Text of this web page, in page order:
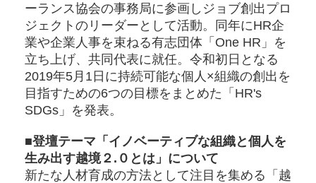
ーランス協会の事務局に参画しジョブ創出プロ
ジェクトのリーダーとして活動。同年にHR企
業や企業人事を束ねる有志団体「One HR」を
立ち上げ、共同代表に就任。令和初日となる
2019年5月1日に持続可能な個人×組織の創出を
目指すための6つの目標をまとめた「HR's
SDGs」を発表。
■登壇テーマ「イノベーティブな組織と個人を
生み出す越境２.０とは」について
新たな人材育成の方法として注目を集める「越